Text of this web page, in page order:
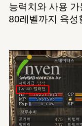
능력치와 사용
80레벨까지 육성